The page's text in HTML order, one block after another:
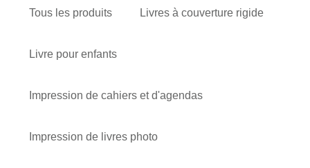
Tous les produits Livres à couverture rigide
Livre pour enfants
Impression de cahiers et d'agendas
Impression de livres photo